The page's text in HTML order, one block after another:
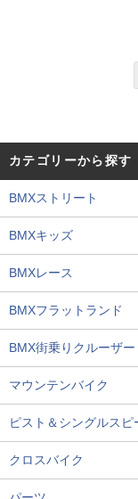
カテゴリーから探す
BMXストリート
BMXキッズ
BMXレース
BMXフラットランド
BMX街乗りクルーザー
マウンテンバイク
ピスト＆シングルスピ
クロスバイク